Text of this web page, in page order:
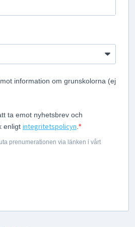
information om grunskolorna (ej
ta emot nyhetsbrev och
enligt integritetspolicyn.
prenumerationen via länken i vårt